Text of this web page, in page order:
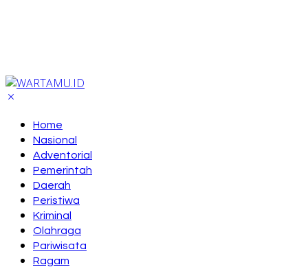
Home
Nasional
Adventorial
Pemerintah
Daerah
Peristiwa
Kriminal
Olahraga
Pariwisata
Ragam